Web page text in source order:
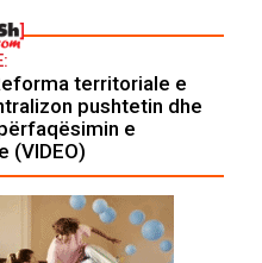
territoriale e
pushtetin dhe
e
(VIDEO)